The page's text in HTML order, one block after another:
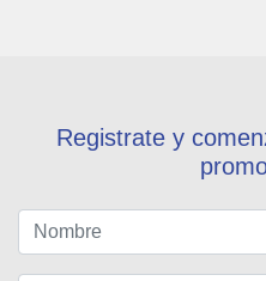
Registrate y